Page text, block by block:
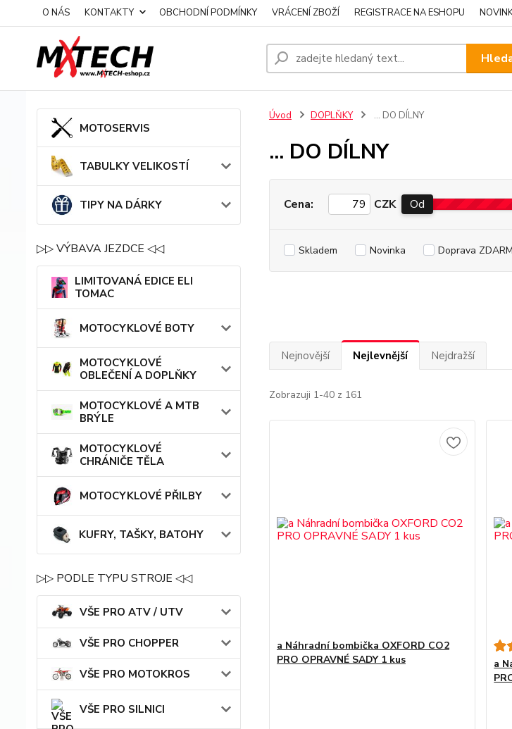
O NÁS KONTAKTY OBCHODNÍ PODMÍNKY VRÁCENÍ ZBOŽÍ REGISTRACE NA ESHOPU
MOTOSERVIS
TABULKY VELIKOSTÍ
TIPY NA DÁRKY
▷▷ VÝBAVA JEZDCE ◁◁
LIMITOVANÁ EDICE ELI
TOMAC
MOTOCYKLOVÉ BOTY
MOTOCYKLOVÉ
OBLEČENÍ A DOPLŇKY
MOTOCYKLOVÉ A MTB
BRÝLE
MOTOCYKLOVÉ
CHRÁNIČE TĚLA
MOTOCYKLOVÉ PŘILBY
KUFRY, TAŠKY, BATOHY
▷▷ PODLE TYPU STROJE ◁◁
VŠE PRO ATV / UTV
VŠE PRO CHOPPER
VŠE PRO MOTOKROS
VŠE PRO SILNICI
Úvod DOPLŇKY ... DO DÍLNY
... DO DÍLNY
Cena: CZK Od
Skladem Novinka Doprava
Nejnovější Nejlevnější Nejdražší
Zobrazuji 1-40 z 161
a Náhradní bombička OXFORD CO2
PRO OPRAVNÉ SADY 1 kus
a